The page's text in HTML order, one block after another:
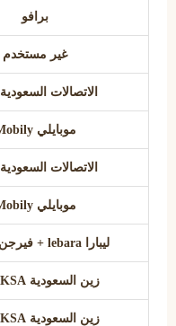
برافو
غير مستخدم
الاتصالات السعودية STC
موبايلي Mobily
الاتصالات السعودية STC
موبايلي Mobily
ليبارا lebara + فيرجن Virgin
زين السعودية Zain KSA
زين السعودية Zain KSA